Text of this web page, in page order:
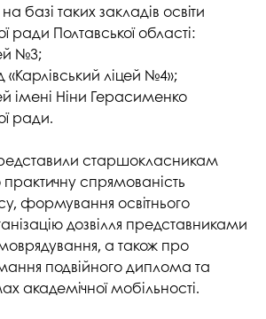
на базі таких закладів освіти
ради Полтавської області:
№3;
ліцей №4»;
імені Ніни Герасименко
ради.
старшокласникам
спрямованість
формування освітнього
дозвілля представниками
а також про
подвійного диплома та
академічної мобільності.